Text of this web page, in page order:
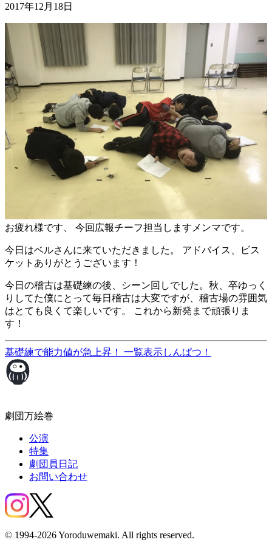
2017年12月18日
お疲れ様です、 今回広報チーフ担当しますメンマです。
今日はベルさんに来ていただきました。 アドバイス、ビス
ケットありがとうございます！
今日の稽古は基礎練の後、シーン回しでした。秋、卒ゆっく
りしてた僕にとって毎日稽古は大変ですが、稽古場の雰囲気
はとても良くて楽しいです。 これから新発まで頑張りま
す！
基礎練で能力値が急上昇！ 一覧表示しんぱつ！
劇団万絵巻
公演
特集
劇団員日記
お問い合わせ
© 1994-2026 Yoroduwemaki. All rights reserved.